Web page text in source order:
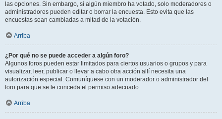
las opciones. Sin embargo, si algún miembro ha votado, solo moderadores o
administradores pueden editar o borrar la encuesta. Esto evita que las
encuestas sean cambiadas a mitad de la votación.
Arriba
¿Por qué no se puede acceder a algún foro?
Algunos foros pueden estar limitados para ciertos usuarios o grupos y para
visualizar, leer, publicar o llevar a cabo otra acción allí necesita una
autorización especial. Comuníquese con un moderador o administrador del
foro para que se le conceda el permiso adecuado.
Arriba